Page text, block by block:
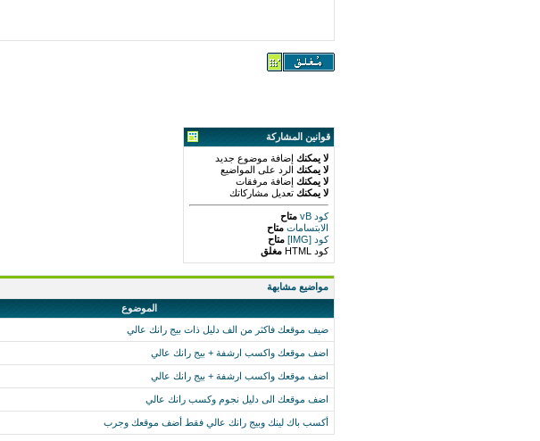
قوانين المشاركة
لا يمكنك إضافة موضوع جديد
لا يمكنك الرد على المواضيع
لا يمكنك إضافة مرفقات
لا يمكنك تعديل مشاركاتك
كود vB
متاح
الابتسامات متاح
كود [IMG]
متاح
كود HTML
مغلق
مواضيع مشابهة
الموضوع
ضيف موقعك فاكثر من الف دليل ذات بيج رانك عالي
اضف موقعك واكسب ارشفة + بيج رانك عالي
اضف موقعك واكسب ارشفة + بيج رانك عالي
اضف موقعك الى دليل نجوم وكسب رانك عالي
أكسب باك لينك وبيج رانك عالي فقط أضف موقعك وجرب